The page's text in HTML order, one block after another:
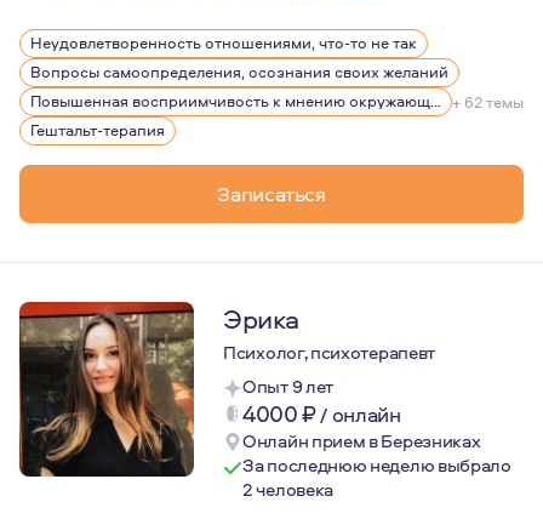
Мне искренне интересен собственный путь
Я много внимания и энергии направляю на то, что бы
Неудовлетворенность отношениями, что-то не так
Вопросы самоопределения, осознания своих желаний
Повышенная восприимчивость к мнению окружающих + 62 темы
Гештальт-терапия
Записаться
Эрика
Психолог, психотерапевт
Опыт 9 лет
4000₽/ онлайн
Онлайн прием в Березниках
За последнюю неделю выбрало
2 человека